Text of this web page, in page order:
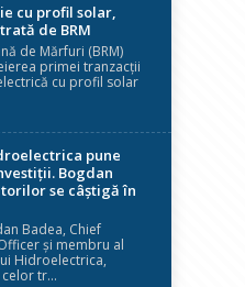
cu profil solar,
de BRM
de Mărfuri (BRM)
primei tranzacții
cu profil solar
pune
Bogdan
se câștigă în
Badea, Chief
și membru al
Hidroelectrica,
tr...